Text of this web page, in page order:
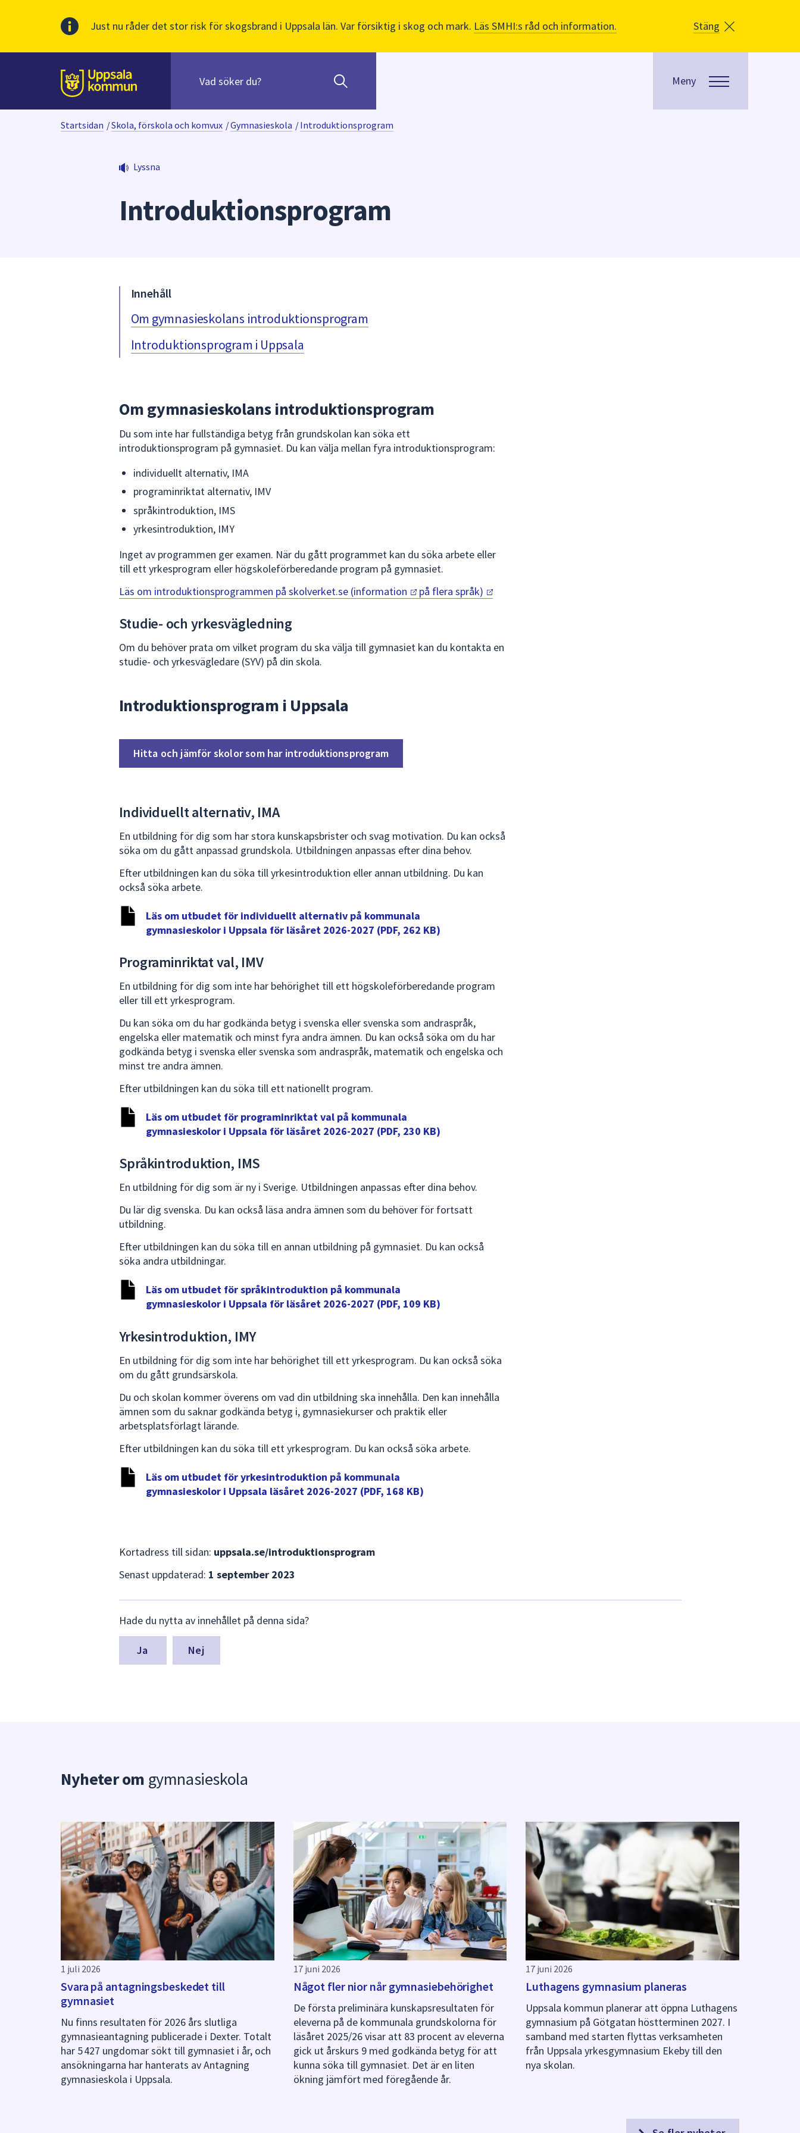
Just nu råder det stor risk för skogsbrand i Uppsala län. Var försiktig i skog och mark. Läs SMHI:s råd och information. Stäng
Till sidans
huvudinnehåll
innehåll
När
sökfältet
kommer
fältet.
Använd
piltangenterna
för
att
enter
för
att
välja
något
av
Meny
Startsidan /Skola, förskola och komvux /Gymnasieskola /Introduktionsprogram
Lyssna
Introduktionsprogram
Innehåll
Om gymnasieskolans introduktionsprogram
Introduktionsprogram i Uppsala
Om gymnasieskolans introduktionsprogram
Du som inte har fullständiga betyg från grundskolan kan söka ett
introduktionsprogram på gymnasiet. Du kan välja mellan fyra introduktionsprogram:
individuellt alternativ, IMA
programinriktat alternativ, IMV
språkintroduktion, IMS
yrkesintroduktion, IMY
Inget av programmen ger examen. När du gått programmet kan du söka arbete eller
till ett yrkesprogram eller högskoleförberedande program på gymnasiet.
Läs om introduktionsprogrammen på skolverket.se (information
på flera språk)
Studie- och yrkesvägledning
Om du behöver prata om vilket program du ska välja till gymnasiet kan du kontakta en
studie- och yrkesvägledare (SYV) på din skola.
Introduktionsprogram i Uppsala
Hitta och jämför skolor som har introduktionsprogram
Individuellt alternativ, IMA
En utbildning för dig som har stora kunskapsbrister och svag motivation. Du kan också
söka om du gått anpassad grundskola. Utbildningen anpassas efter dina behov.
Efter utbildningen kan du söka till yrkesintroduktion eller annan utbildning. Du kan
också söka arbete.
Läs om utbudet för individuellt alternativ på kommunala
gymnasieskolor i Uppsala för läsåret 2026-2027 (PDF, 262 KB)
Programinriktat val, IMV
En utbildning för dig som inte har behörighet till ett högskoleförberedande program
eller till ett yrkesprogram.
Du kan söka om du har godkända betyg i svenska eller svenska som andraspråk,
engelska eller matematik och minst fyra andra ämnen. Du kan också söka om du har
godkända betyg i svenska eller svenska som andraspråk, matematik och engelska och
minst tre andra ämnen.
Efter utbildningen kan du söka till ett nationellt program.
Läs om utbudet för programinriktat val på kommunala
gymnasieskolor i Uppsala för läsåret 2026-2027 (PDF, 230 KB)
Språkintroduktion, IMS
En utbildning för dig som är ny i Sverige. Utbildningen anpassas efter dina behov.
Du lär dig svenska. Du kan också läsa andra ämnen som du behöver för fortsatt
utbildning.
Efter utbildningen kan du söka till en annan utbildning på gymnasiet. Du kan också
söka andra utbildningar.
Läs om utbudet för språkintroduktion på kommunala
gymnasieskolor i Uppsala för läsåret 2026-2027 (PDF, 109 KB)
Yrkesintroduktion, IMY
En utbildning för dig som inte har behörighet till ett yrkesprogram. Du kan också söka
om du gått grundsärskola.
Du och skolan kommer överens om vad din utbildning ska innehålla. Den kan innehålla
ämnen som du saknar godkända betyg i, gymnasiekurser och praktik eller
arbetsplatsförlagt lärande.
Efter utbildningen kan du söka till ett yrkesprogram. Du kan också söka arbete.
Läs om utbudet för yrkesintroduktion på kommunala
gymnasieskolor i Uppsala läsåret 2026-2027 (PDF, 168 KB)
Kortadress till sidan: uppsala.se/introduktionsprogram
Senast uppdaterad: 1 september 2023
synpunkter
för
denna
Hade du nytta av innehållet på denna sida?
Nej
Nyheter om gymnasieskola
1 juli 2026
Svara på antagningsbeskedet till
gymnasiet
Nu finns resultaten för 2026 års slutliga
gymnasieantagning publicerade i Dexter. Totalt
har 5 427 ungdomar sökt till gymnasiet i år, och
ansökningarna har hanterats av Antagning
gymnasieskola i Uppsala.
17 juni 2026
Något fler nior når gymnasiebehörighet
De första preliminära kunskapsresultaten för
eleverna på de kommunala grundskolorna för
läsåret 2025/26 visar att 83 procent av eleverna
gick ut årskurs 9 med godkända betyg för att
kunna söka till gymnasiet. Det är en liten
ökning jämfört med föregående år.
17 juni 2026
Luthagens gymnasium planeras
Uppsala kommun planerar att öppna Luthagens
gymnasium på Götgatan höstterminen 2027. I
samband med starten flyttas verksamheten
från Uppsala yrkesgymnasium Ekeby till den
nya skolan.